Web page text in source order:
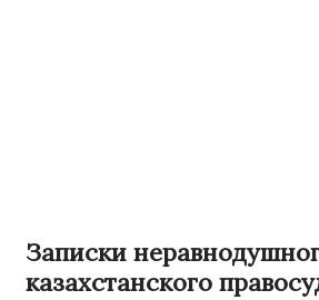
Записки
казахстанского